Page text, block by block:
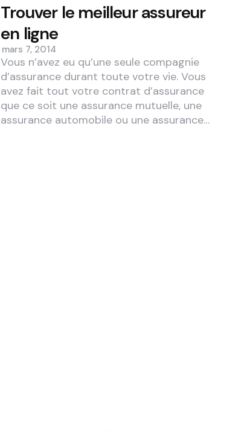
Trouver le meilleur assureur
en ligne
mars 7, 2014
Vous n’avez eu qu’une seule compagnie
d’assurance durant toute votre vie. Vous
avez fait tout votre contrat d’assurance
que ce soit une assurance mutuelle, une
assurance automobile ou une assurance…